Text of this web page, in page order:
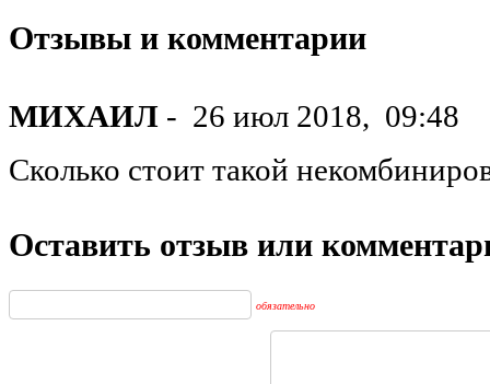
Отзывы и комментарии
МИХАИЛ - 26 июл 2018, 09:48
Сколько стоит такой
Оставить отзыв или
обязательно